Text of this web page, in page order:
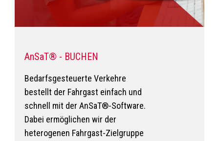
AnSaT® - BUCHEN
Bedarfsgesteuerte Verkehre
bestellt der Fahrgast einfach und
schnell mit der AnSaT®-Software.
Dabei ermöglichen wir der
heterogenen Fahrgast-Zielgruppe